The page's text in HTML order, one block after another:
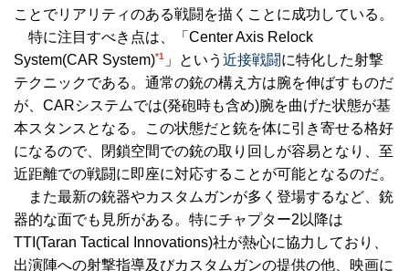
ことでリアリティのある戦闘を描くことに成功している。
特に注目すべき点は、「Center Axis Relock
System(CAR System)*1 」という 近接戦闘に特化した射撃
テクニックである。通常の銃の構え方は腕を伸ばすものだ
が、CARシステムでは(発砲時も含め)腕を曲げた状態が基
本スタンスとなる。この状態だと銃を体に引き寄せる格好
になるので、閉鎖空間での銃の取り回しが容易となり、至
近距離での戦闘に即座に対応することが可能となるのだ。
また最新の銃器やカスタムガンが多く登場するなど、銃
器的な面でも見所がある。特にチャプター2以降は
TTI(Taran Tactical Innovations)社が熱心に協力しており、
出演陣への射撃指導及びカスタムガンの提供の他、映画に